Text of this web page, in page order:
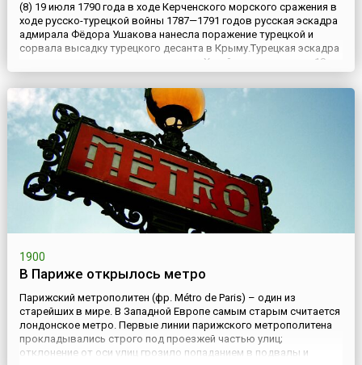
(8) 19 июля 1790 года в ходе Керченского морского сражения в
ходе русско-турецкой войны 1787—1791 годов русская эскадра
адмирала Фёдора Ушакова нанесла поражение турецкой и
сорвала высадку турецкого десанта в Крыму.Турецкая эскадра
под командованием – капудан-паши Хусейна насчитывала 10
линейных кораблей, 8 фрегатов, 36 вспомогательных судов. Она
шла из Турции для высадки десанта в Крыму. Её в...
1900
В Париже открылось метро
Парижский метрополитен (фр. Métro de Paris) – один из
старейших в мире. В Западной Европе самым старым считается
лондонское метро. Первые линии парижского метрополитена
прокладывались строго под проезжей частью улиц;
отклонение от оси улиц грозило попаданием в подвалы и